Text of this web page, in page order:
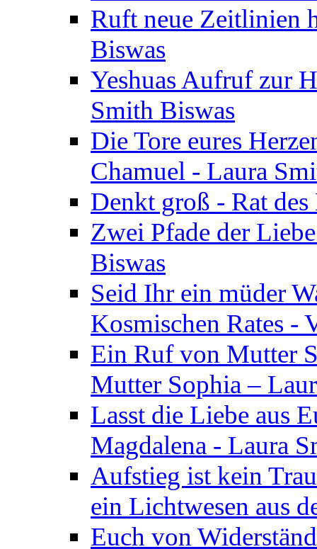
Ruft neue Zeitlinien
Biswas
Yeshuas Aufruf zur
Smith Biswas
Die Tore eures
Chamuel - Laura
Denkt groß - Rat
Zwei Pfade der
Biswas
Seid Ihr ein müder
Kosmischen Rates -
Ein Ruf von Mutter
Mutter Sophia –
Lasst die Liebe aus
Magdalena - Laura
Aufstieg ist kein
ein Lichtwesen aus
Euch von